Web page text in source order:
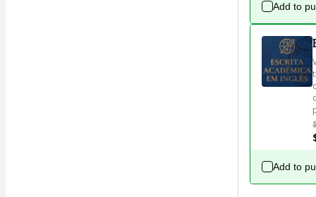
Add to
Add to